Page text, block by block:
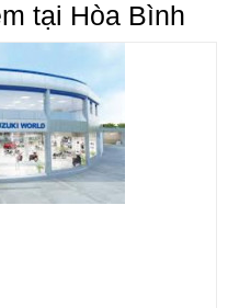
tại Hòa Bình